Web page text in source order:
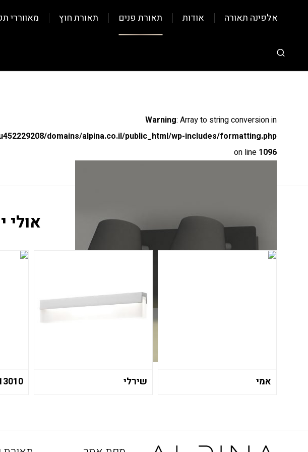
אלפינה תאורה אודות תאורת פנים תאורת חוץ מאווררי
Warning: Array to string conversion in
domains/alpina.co.il/public_html/wp-includes/formatting.php
on line 1096
אולי
אמי שירלי